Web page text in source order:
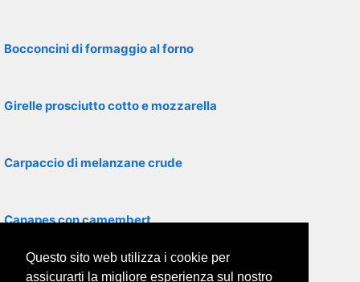
Bocconcini di formaggio al forno
Girelle prosciutto cotto e mozzarella
Carpaccio di melanzane crude
Canapes con camembert
Asparagi con panna al forno
Questo sito web utilizza i cookie per
assicurarti la migliore esperienza sul nostro